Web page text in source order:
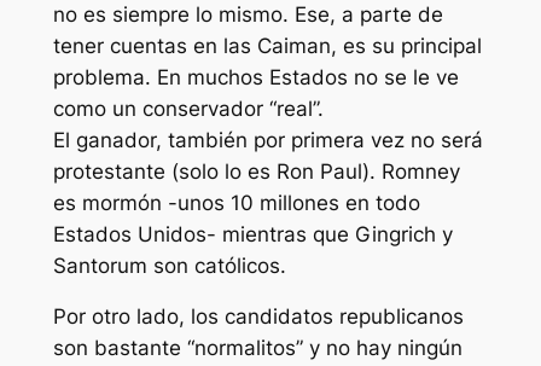
no es siempre lo mismo. Ese, a parte de
tener cuentas en las Caiman, es su principal
problema. En muchos Estados no se le ve
como un conservador “real”.
El ganador, también por primera vez no será
protestante (solo lo es Ron Paul). Romney
es mormón -unos 10 millones en todo
Estados Unidos- mientras que Gingrich y
Santorum son católicos.
Por otro lado, los candidatos republicanos
son bastante “normalitos” y no hay ningún